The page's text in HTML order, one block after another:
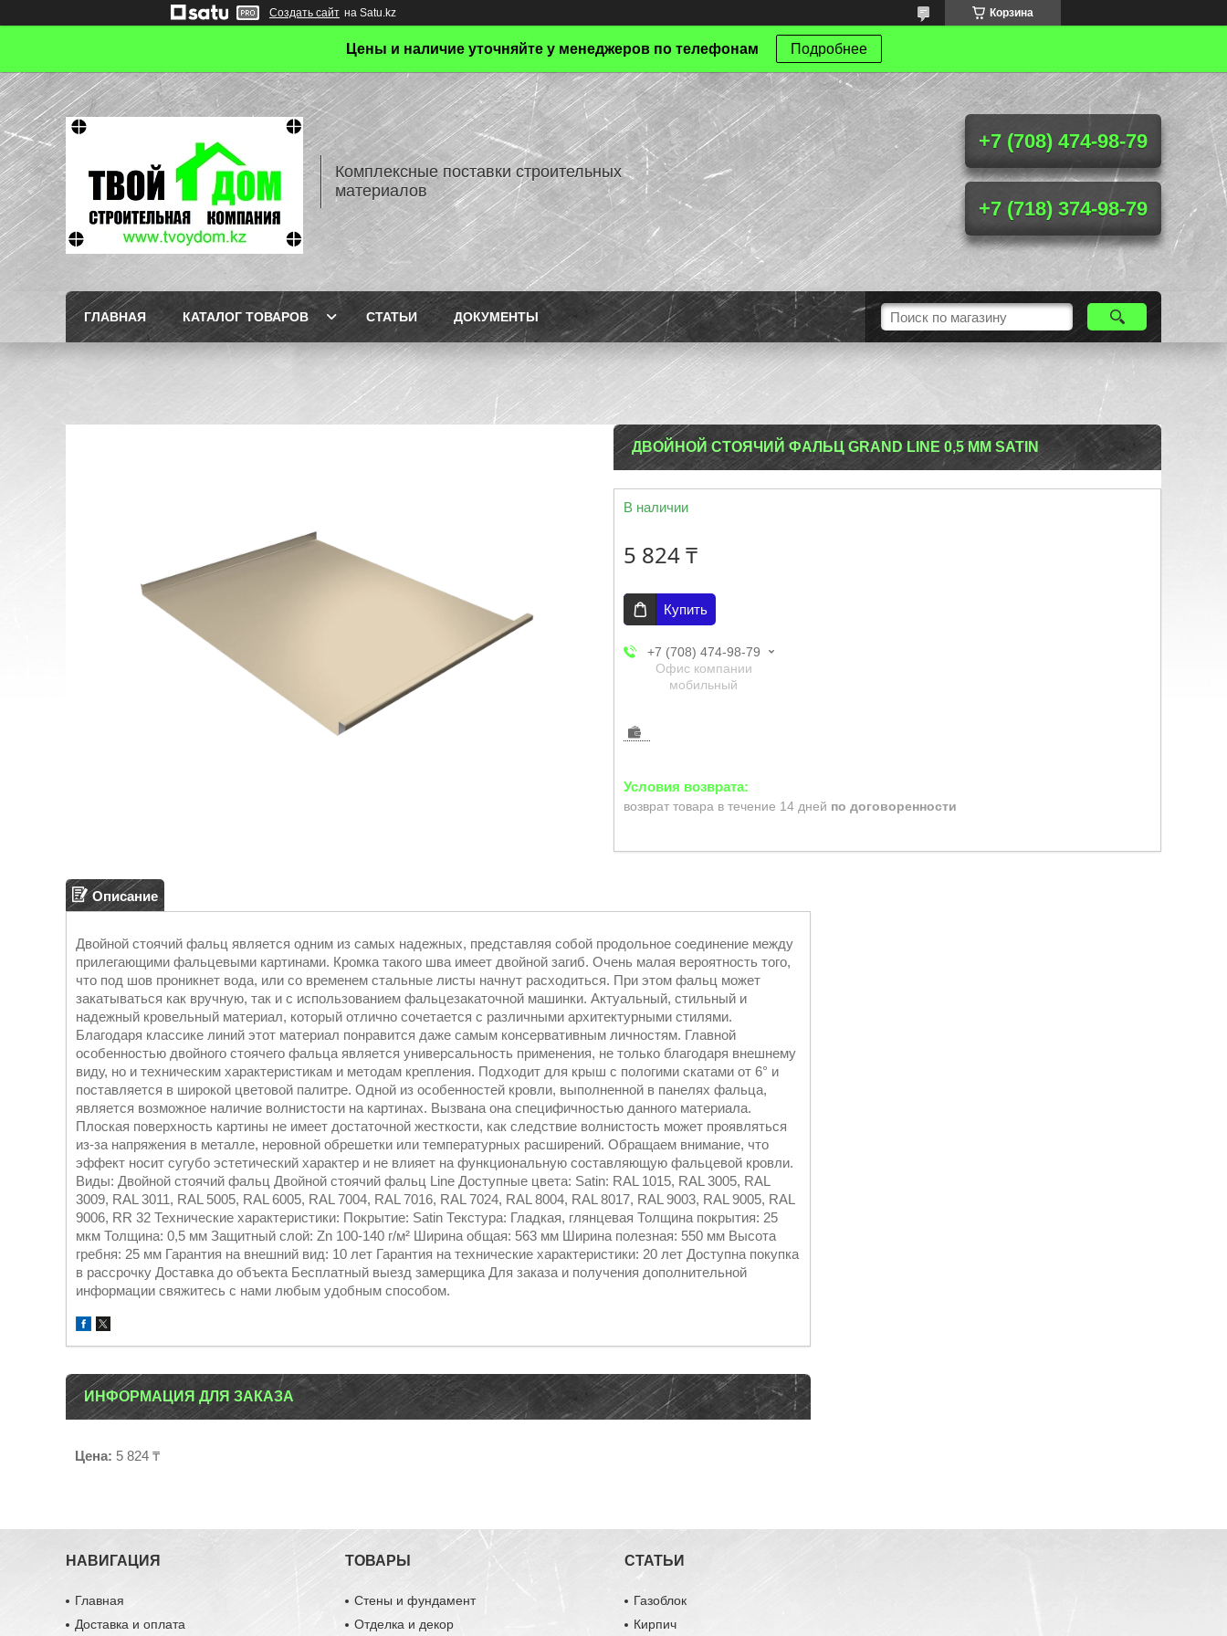
Создать сайт на Satu.kz Корзина
Цены и наличие уточняйте у менеджеров по телефонам Подробнее
Комплексные поставки строительных
материалов
+7 (708) 474-98-79
+7 (718) 374-98-79
ГЛАВНАЯ КАТАЛОГ ТОВАРОВ СТАТЬИ ДОКУМЕНТЫ
ДВОЙНОЙ СТОЯЧИЙ ФАЛЬЦ GRAND LINE 0,5 ММ SATIN
В наличии
5 824 ₸
Купить
+7 (708) 474-98-79
Офис компании
мобильный
возврат товара в течение 14 дней по договоренности
Описание
Двойной стоячий фальц является одним из самых надежных, представляя собой продольное соединение между
прилегающими фальцевыми картинами. Кромка такого шва имеет двойной загиб. Очень малая вероятность того,
что под шов проникнет вода, или со временем стальные листы начнут расходиться. При этом фальц может
закатываться как вручную, так и с использованием фальцезакаточной машинки. Актуальный, стильный и
надежный кровельный материал, который отлично сочетается с различными архитектурными стилями.
Благодаря классике линий этот материал понравится даже самым консервативным личностям. Главной
особенностью двойного стоячего фальца является универсальность применения, не только благодаря внешнему
виду, но и техническим характеристикам и методам крепления. Подходит для крыш с пологими скатами от 6° и
поставляется в широкой цветовой палитре. Одной из особенностей кровли, выполненной в панелях фальца,
является возможное наличие волнистости на картинах. Вызвана она специфичностью данного материала.
Плоская поверхность картины не имеет достаточной жесткости, как следствие волнистость может проявляться
из-за напряжения в металле, неровной обрешетки или температурных расширений. Обращаем внимание, что
эффект носит сугубо эстетический характер и не влияет на функциональную составляющую фальцевой кровли.
Виды: Двойной стоячий фальц Двойной стоячий фальц Line Доступные цвета: Satin: RAL 1015, RAL 3005, RAL
3009, RAL 3011, RAL 5005, RAL 6005, RAL 7004, RAL 7016, RAL 7024, RAL 8004, RAL 8017, RAL 9003, RAL 9005, RAL
9006, RR 32 Технические характеристики: Покрытие: Satin Текстура: Гладкая, глянцевая Толщина покрытия: 25
мкм Толщина: 0,5 мм Защитный слой: Zn 100-140 г/м² Ширина общая: 563 мм Ширина полезная: 550 мм Высота
гребня: 25 мм Гарантия на внешний вид: 10 лет Гарантия на технические характеристики: 20 лет Доступна покупка
в рассрочку Доставка до объекта Бесплатный выезд замерщика Для заказа и получения дополнительной
информации свяжитесь с нами любым удобным способом.
ИНФОРМАЦИЯ ДЛЯ ЗАКАЗА
Цена: 5 824 ₸
НАВИГАЦИЯ
Главная
Доставка и оплата
ТОВАРЫ
Стены и фундамент
Отделка и декор
СТАТЬИ
Газоблок
Кирпич